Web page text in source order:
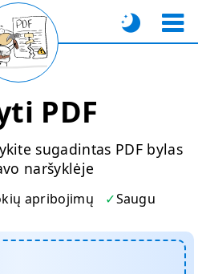
PDF
sugadintas PDF bylas
naršyklėje
apribojimų Saugu